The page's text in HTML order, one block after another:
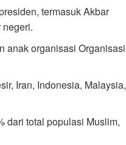
termasuk Akbar
anak organisasi Organisasi
Iran, Indonesia, Malaysia,
dari total populasi Muslim,